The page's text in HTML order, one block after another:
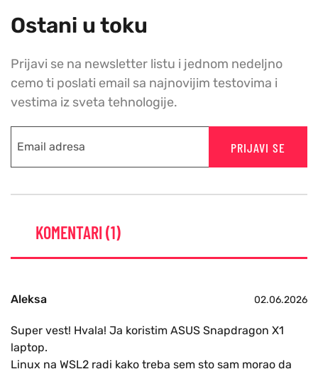
Ostani u toku
Prijavi se na newsletter listu i jednom nedeljno
cemo ti poslati email sa najnovijim testovima i
vestima iz sveta tehnologije.
PRIJAVI SE
KOMENTARI (1)
Aleksa 02.06.2026
Super vest! Hvala! Ja koristim ASUS Snapdragon X1
laptop.
Linux na WSL2 radi kako treba sem sto sam morao da